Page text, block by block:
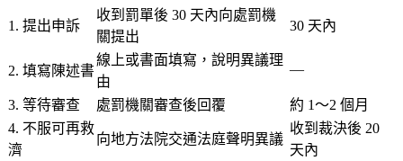
1. 提出申訴
收到罰單後 30 天內向處罰機
關提出
30 天內
2. 填寫陳述書
線上或書面填寫，說明異議理
由
—
3. 等待審查 處罰機關審查後回覆
約 1～2 個月
4. 不服可再救
濟
向地方法院交通法庭聲明異議
收到裁決後 20
天內